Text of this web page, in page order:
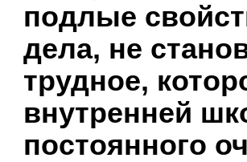
подлые
дела, не
трудное,
внутренней
постоянного